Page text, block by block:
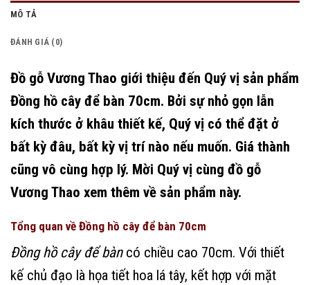
MÔ TẢ
ĐÁNH GIÁ (0)
Đồ gỗ Vương Thao giới thiệu đến Quý vị sản phẩm
Đồng hồ cây để bàn 70cm. Bởi sự nhỏ gọn lẫn
kích thước ở khâu thiết kế, Quý vị có thể đặt ở
bất kỳ đâu, bất kỳ vị trí nào nếu muốn. Giá thành
cũng vô cùng hợp lý. Mời Quý vị cùng đồ gỗ
Vương Thao xem thêm về sản phẩm này.
Tổng quan về Đồng hồ cây để bàn 70cm
Đồng hồ cây để bàncó chiều cao 70cm. Với thiết
kế chủ đạo là họa tiết hoa lá tây, kết hợp với mặt